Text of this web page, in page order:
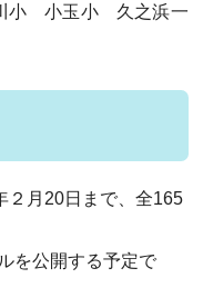
小 小玉小 久之浜一
月20日まで、全165
を公開する予定で